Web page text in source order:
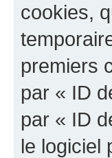
cookies,
premiers
par « ID
par « ID
le logiciel